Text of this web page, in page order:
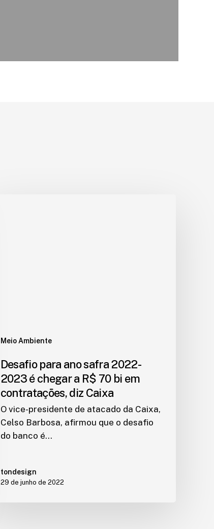
Meio Ambiente
Desafio para ano safra 2022-
2023 é chegar a R$ 70 bi em
contratações, diz Caixa
O vice-presidente de atacado da Caixa,
Celso Barbosa, afirmou que o desafio
do banco é…
tondesign
29 de junho de 2022